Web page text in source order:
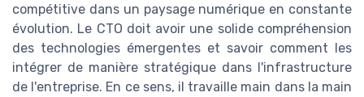
compétitive dans un paysage numérique en constante
évolution. Le CTO doit avoir une solide compréhension
des technologies émergentes et savoir comment les
intégrer de manière stratégique dans l'infrastructure
de l'entreprise. En ce sens, il travaille main dans la main